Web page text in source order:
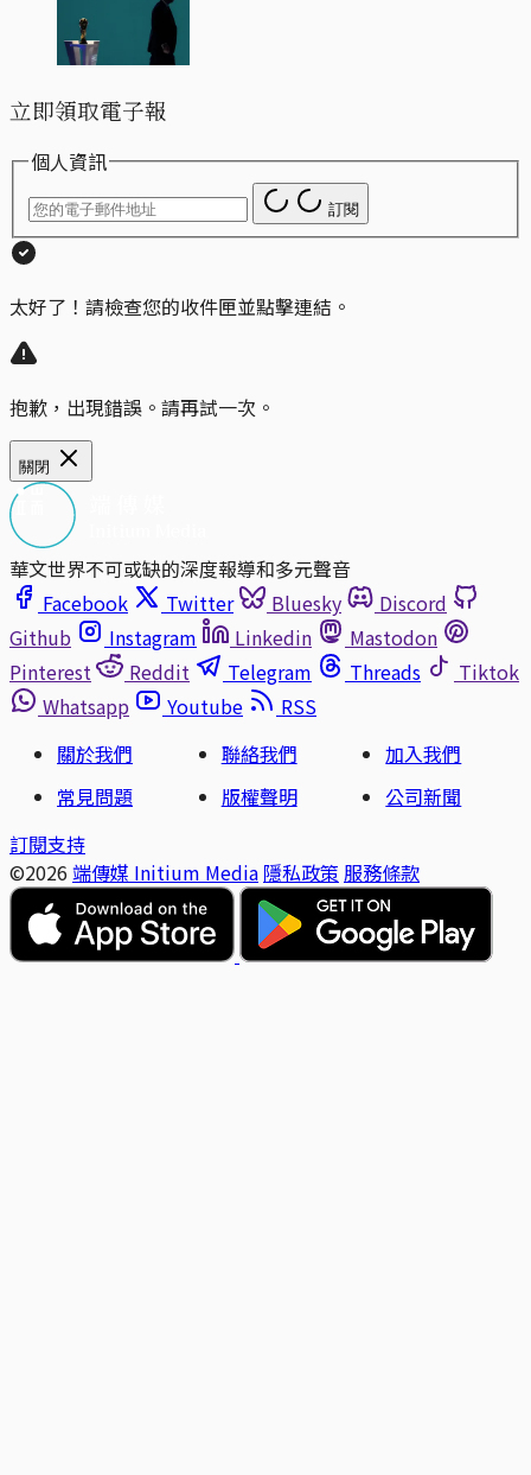
立即領取電子報
個人資訊
訂閱
太好了！請檢查您的收件匣並點擊連結。
抱歉，出現錯誤。請再試一次。
關閉
華文世界不可或缺的深度報導和多元聲音
Facebook
Twitter Bluesky
Discord
Github
Instagram Linkedin
Mastodon
Pinterest
Reddit Telegram Threads
Tiktok
Whatsapp
Youtube
RSS
關於我們
聯絡我們
加入我們
常見問題
版權聲明
公司新聞
訂閱支持
©2026 端傳媒 Initium Media 隱私政策 服務條款